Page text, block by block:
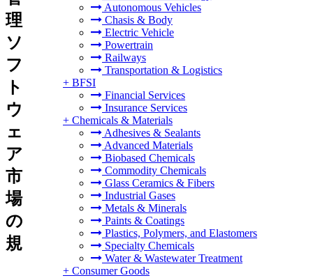
Autonomous Vehicles
Chasis & Body
Electric Vehicle
Powertrain
Railways
Transportation & Logistics
+ BFSI
Financial Services
Insurance Services
+ Chemicals & Materials
Adhesives & Sealants
Advanced Materials
Biobased Chemicals
Commodity Chemicals
Glass Ceramics & Fibers
Industrial Gases
Metals & Minerals
Paints & Coatings
Plastics, Polymers, and Elastomers
Specialty Chemicals
Water & Wastewater Treatment
+ Consumer Goods
理
ソ
フ
ト
ウ
ェ
ア
市
場
の
規